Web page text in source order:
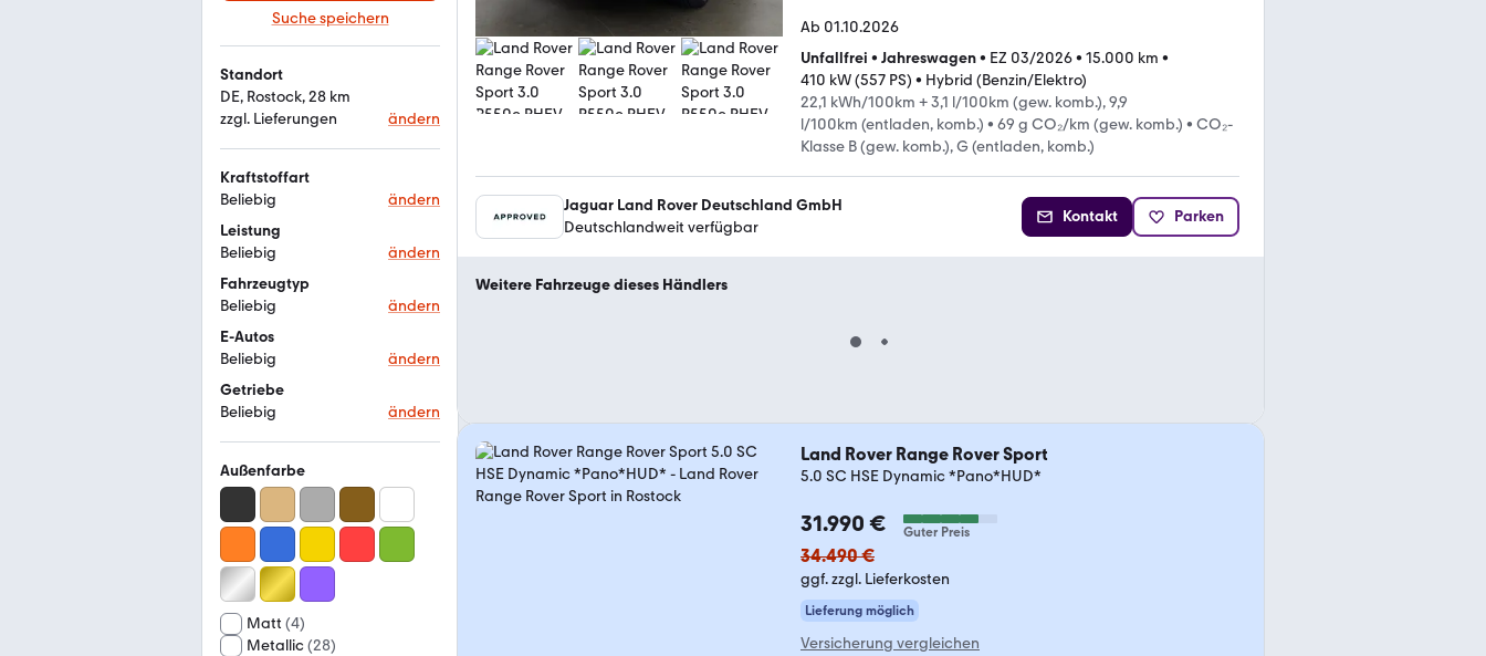
Suche speichern
Standort
DE, Rostock, 28 km
zzgl. Lieferungen
ändern
Kraftstoffart
Beliebig
ändern
Leistung
Beliebig
ändern
Fahrzeugtyp
Beliebig
ändern
E-Autos
Beliebig
ändern
Getriebe
Beliebig
ändern
Außenfarbe
Matt (4)
Metallic(28)
Ab 01.10.2026
Unfallfrei • Jahreswagen• EZ 03/2026• 15.000 km •
410 kW (557 PS) • Hybrid (Benzin/Elektro)
22,1 kWh/100km + 3,1 l/100km (gew. komb.), 9,9
l/100km (entladen, komb.) • 69 g CO₂/km (gew. komb.) • CO₂-
Klasse B (gew. komb.), G (entladen, komb.)
Jaguar Land Rover Deutschland GmbH
Deutschlandweit verfügbar
Kontakt Parken
Weitere Fahrzeuge dieses Händlers
Land Rover Range Rover Sport
5.0 SC HSE Dynamic *Pano*HUD*
31.990 € Guter Preis
34.490 €
ggf. zzgl. Lieferkosten
Lieferung möglich
Versicherung vergleichen